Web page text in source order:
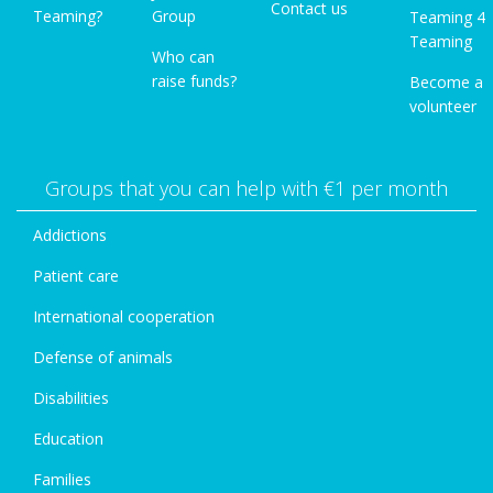
Teaming?
Group
Who can
raise funds?
Contact us
Teaming 4
Teaming
Become a
volunteer
Groups that you can help with €1 per month
Addictions
Patient care
International cooperation
Defense of animals
Disabilities
Education
Families